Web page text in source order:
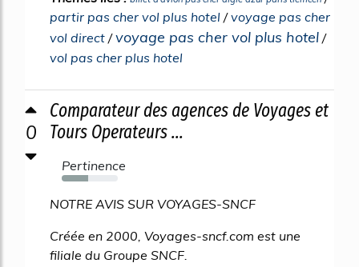
partir pas cher vol plus hotel /voyage pas cher
vol direct /voyage pas cher vol plus hotel /
vol pas cher plus hotel
0
Comparateur des agences de Voyages et
Tours Operateurs ...
Pertinence
47%
NOTRE AVIS SUR VOYAGES-SNCF
Créée en 2000, Voyages-sncf.com est une
filiale du Groupe SNCF.